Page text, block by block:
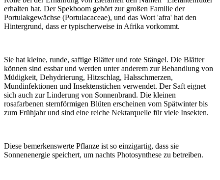
erhalten hat. Der Spekboom gehört zur großen Familie der
Portulakgewächse (Portulacaceae), und das Wort 'afra' hat den
Hintergrund, dass er typischerweise in Afrika vorkommt.
Sie hat kleine, runde, saftige Blätter und rote Stängel. Die Blätter
können sind essbar und werden unter anderem zur Behandlung von
Müdigkeit, Dehydrierung, Hitzschlag, Halsschmerzen,
Mundinfektionen und Insektenstichen verwendet. Der Saft eignet
sich auch zur Linderung von Sonnenbrand. Die kleinen
rosafarbenen sternförmigen Blüten erscheinen vom Spätwinter bis
zum Frühjahr und sind eine reiche Nektarquelle für viele Insekten.
Diese bemerkenswerte Pflanze ist so einzigartig, dass sie
Sonnenenergie speichert, um nachts Photosynthese zu betreiben.